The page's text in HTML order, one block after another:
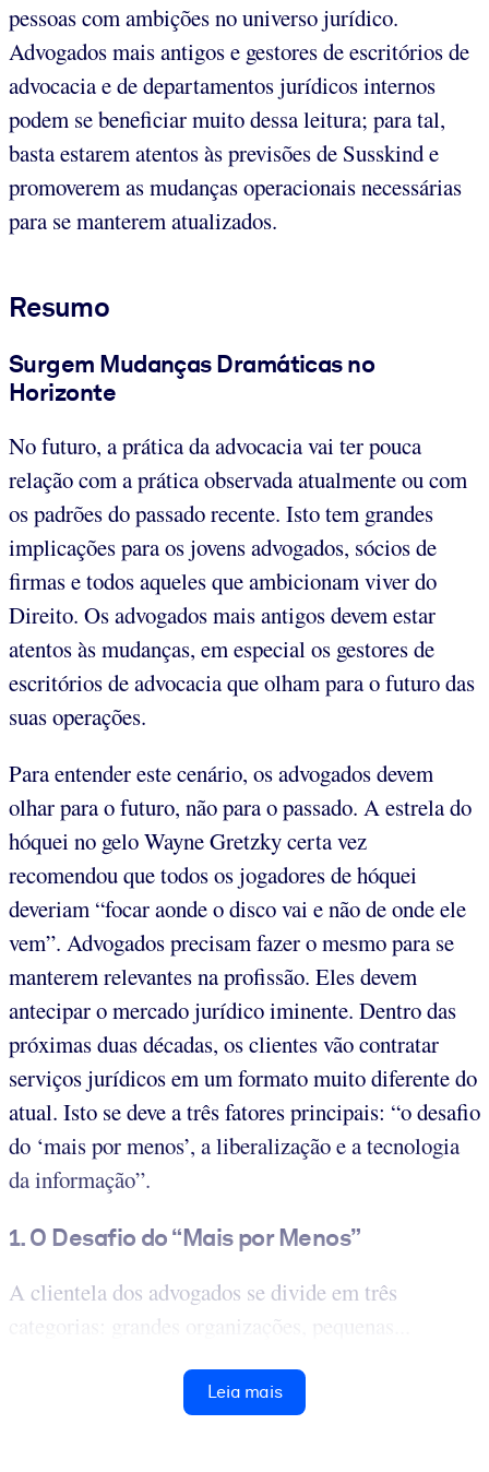
pessoas com ambições no universo jurídico.
Advogados mais antigos e gestores de escritórios de
advocacia e de departamentos jurídicos internos
podem se beneficiar muito dessa leitura; para tal,
basta estarem atentos às previsões de Susskind e
promoverem as mudanças operacionais necessárias
para se manterem atualizados.
Resumo
Surgem Mudanças Dramáticas no
Horizonte
No futuro, a prática da advocacia vai ter pouca
relação com a prática observada atualmente ou com
os padrões do passado recente. Isto tem grandes
implicações para os jovens advogados, sócios de
firmas e todos aqueles que ambicionam viver do
Direito. Os advogados mais antigos devem estar
atentos às mudanças, em especial os gestores de
escritórios de advocacia que olham para o futuro das
suas operações.
Para entender este cenário, os advogados devem
olhar para o futuro, não para o passado. A estrela do
hóquei no gelo Wayne Gretzky certa vez
recomendou que todos os jogadores de hóquei
deveriam “focar aonde o disco vai e não de onde ele
vem”. Advogados precisam fazer o mesmo para se
manterem relevantes na profissão. Eles devem
antecipar o mercado jurídico iminente. Dentro das
próximas duas décadas, os clientes vão contratar
serviços jurídicos em um formato muito diferente do
atual. Isto se deve a três fatores principais: “o desafio
do ‘mais por menos’, a liberalização e a tecnologia
da informação”.
1. O Desafio do “Mais por Menos”
A clientela dos advogados se divide em três
categorias: grandes organizações, pequenas...
Leia mais